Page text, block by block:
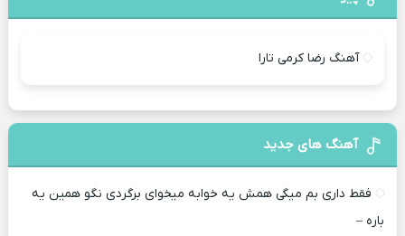
آهنگ رضا کرمی تارا
آهنگ های جدید
فقط داری بم میگی همش یه خوابه میخوای برگردی نگو همین یه
باره –